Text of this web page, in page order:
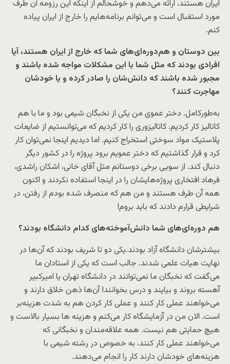
ایران هستند، ارائه می‌دهم و خوشحالم از اینکه این رزومه آن طرف
مورد استقبال است و می‌توانم برنامه‌هایم را خارج از ایران پیاده
کنم.
بین دوستان و هم‌دوره‌ای‌های شما که خارج از ایران هستند، آیا
افرادی بودند که مثل شما با این مشکلات مواجه شده باشند و
مجبور شده باشند که دانش‌شان را صادر کرده و یا خودشان
مهاجرت کنند؟
به‌طورکامل. دختر عموی من یکی از نخبگان شیمی بود و ما با هم
کاتالیز کار کردیم. کاتالیزوری را کار کردیم که می‌توانستیم از ضایعات
پلاستیک مواد سوختی استخراج کنیم. اما دیدیم اینجا نمی‌توان کار
کرد و قرار گذاشتیم که دختر عمویم برود پروژه را در کشور دیگر
دنبال کند. از سویی برخی دوستانم مثل آقای خانی، اشکان راشدی،
فرهاد افتخاری پروژه‌هایشان را در اینجا استفاده نکردند و اکنون
همه آن طرف هستند و من هم که منصرف شده بودم از رفتن، در
شرایطی قرارم دادند که باید بروم!
هم‌ دوره‌ای‌های شما دانش‌آموخته‌های کدام دانشگاه بودند؟
بیشترشان دانشگاه آزاد بودند.یکی دو تا شریف بودند که آن‌ها در
نهایت هیات علمی شدند. جالب است که یکی از استادان ما
می‌گفت که نخبگان ما نمی‌توانند در دانشگاه تهران یا امیرکبیر
آهسته بروند و بیایند و درس بخوانند! آن‌ها ذهن خلاق دارند و
می‌خواهند عملی کار کنند و عملی کار کردن هم به شدت هزینه‌بر
است. الان من در آزمایشگاه کار می‌کنم و هزینه ها بسیار بالاست و
هیچ حمایتی هم نیست. همه علاقه‌مندان و نخبگانی که
می‌خواهند عملی کار کنند، به خصوص در رشته شیمی با
هزینه‌های خودشان دارند کار را انجام می‌دهند.